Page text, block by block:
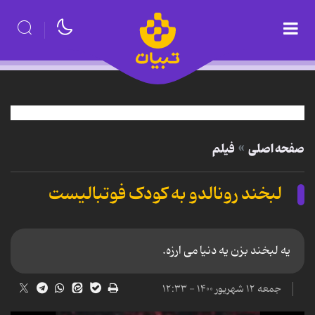
صفحه اصلی فیلم
لبخند رونالدو به کودک فوتبالیست
یه لبخند بزن یه دنیا می ارزه.
جمعه ۱۲ شهریور ۱۴۰۰ - ۱۲:۳۳